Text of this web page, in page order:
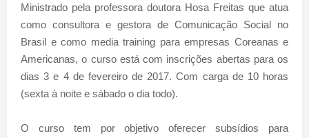
Ministrado pela professora doutora Hosa Freitas que atua
como consultora e gestora de Comunicação Social no
Brasil e como media training para empresas Coreanas e
Americanas, o curso está com inscrições abertas para os
dias 3 e 4 de fevereiro de 2017. Com carga de 10 horas
(sexta à noite e sábado o dia todo).
O curso tem por objetivo oferecer subsídios para